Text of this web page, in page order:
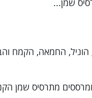
החמאה, הקמח